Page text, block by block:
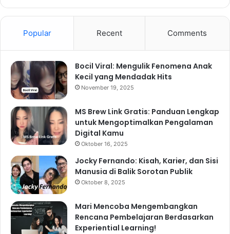
Popular Recent Comments
Bocil Viral: Mengulik Fenomena Anak
Kecil yang Mendadak Hits
November 19, 2025
MS Brew Link Gratis: Panduan Lengkap
untuk Mengoptimalkan Pengalaman
Digital Kamu
Oktober 16, 2025
Jocky Fernando: Kisah, Karier, dan Sisi
Manusia di Balik Sorotan Publik
Oktober 8, 2025
Mari Mencoba Mengembangkan
Rencana Pembelajaran Berdasarkan
Experiential Learning!